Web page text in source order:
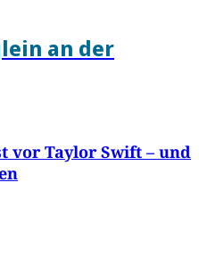
an der
vor Taylor Swift – und